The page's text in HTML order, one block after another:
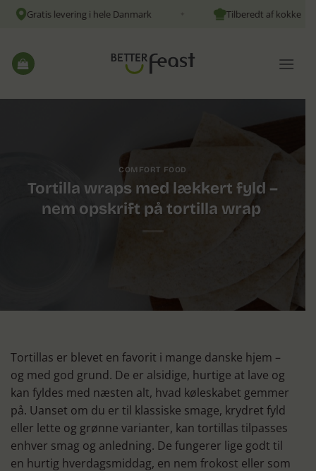
Fortsæt
Gratis levering i hele Danmark Tilberedt af kokke
COMFORT FOOD
Tortilla wraps med lækkert fyld –
nem opskrift på tortilla wrap
Tortillas er blevet en favorit i mange danske hjem –
og med god grund. De er alsidige, hurtige at lave og
kan fyldes med næsten alt, hvad køleskabet gemmer
på. Uanset om du er til klassiske smage, krydret fyld
eller lette og grønne varianter, kan tortillas tilpasses
enhver smag og anledning. De fungerer lige godt til
en hurtig hverdagsmiddag, en nem frokost eller som